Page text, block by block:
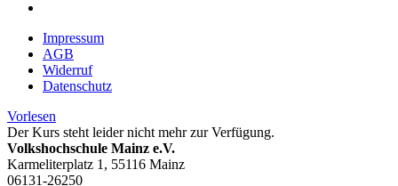
Impressum
AGB
Widerruf
Datenschutz
Vorlesen
Der Kurs steht leider nicht mehr zur Verfügung.
Volkshochschule Mainz e.V.
Karmeliterplatz 1, 55116 Mainz
06131-26250